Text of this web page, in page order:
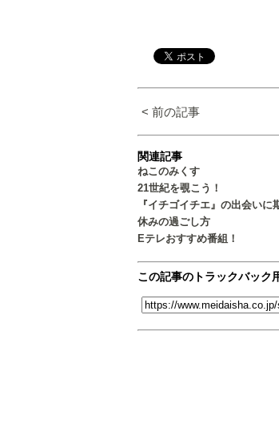
< 前の記事
関連記事
ねこのみくす
21世紀を覗こう！
『イチゴイチエ』の出会いに
休みの過ごし方
Eテレおすすめ番組！
この記事のトラックバック